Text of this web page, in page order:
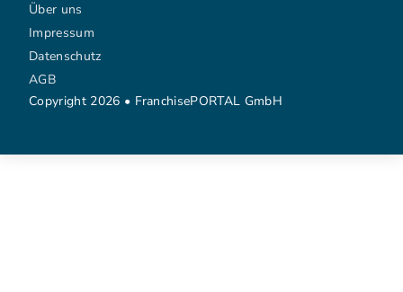
Copyright 2026 • FranchisePORTAL GmbH
Über uns
Impressum
Datenschutz
AGB